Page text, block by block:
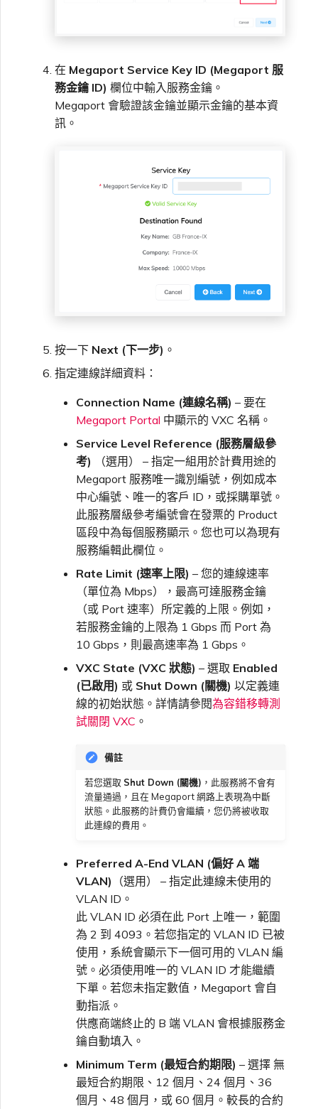
在 Megaport Service Key ID (Megaport 服
務金鑰 ID) 欄位中輸入服務金鑰。
Megaport 會驗證該金鑰並顯示金鑰的基本資
訊。
按一下 Next (下一步) 。
指定連線詳細資料：
Connection Name (連線名稱) – 要在
Megaport Portal 中顯示的 VXC 名稱。
Service Level Reference (服務層級參
考) （選用） – 指定一組用於計費用途的
Megaport 服務唯一識別編號，例如成本
中心編號、唯一的客戶 ID，或採購單號。
此服務層級參考編號會在發票的 Product
區段中為每個服務顯示。您也可以為現有
服務編輯此欄位。
Rate Limit (速率上限) – 您的連線速率
（單位為 Mbps），最高可達服務金鑰
（或 Port 速率）所定義的上限。例如，
若服務金鑰的上限為 1 Gbps 而 Port 為
10 Gbps，則最高速率為 1 Gbps。
VXC State (VXC 狀態) – 選取 Enabled
(已啟用) 或 Shut Down (關機) 以定義連
線的初始狀態。詳情請參閱為容錯移轉測
試關閉 VXC 。
備註
若您選取 Shut Down (關機) ，此服務將不會有
流量通過，且在 Megaport 網路上表現為中斷
狀態。此服務的計費仍會繼續，您仍將被收取
此連線的費用。
Preferred A-End VLAN (偏好 A 端
VLAN) （選用） – 指定此連線未使用的
VLAN ID。
此 VLAN ID 必須在此 Port 上唯一，範圍
為 2 到 4093。若您指定的 VLAN ID 已被
使用，系統會顯示下一個可用的 VLAN 編
號。必須使用唯一的 VLAN ID 才能繼續
下單。若您未指定數值，Megaport 會自
動指派。
供應商端終止的 B 端 VLAN 會根據服務金
鑰自動填入。
Minimum Term (最短合約期限) – 選擇 無
最短合約期限、12 個月、24 個月、36
個月、48 個月，或 60 個月。較長的合約